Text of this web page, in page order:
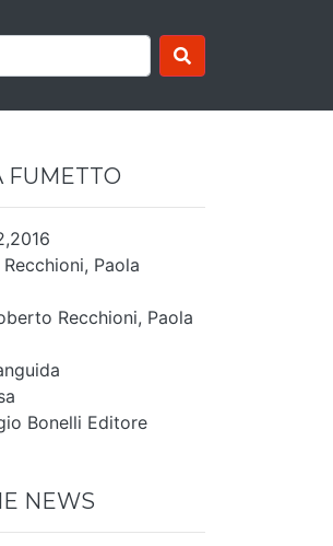
FUMETTO
Paola
Recchioni, Paola
Bonelli Editore
NEWS